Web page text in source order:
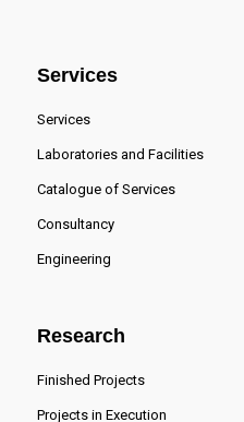
Services
Services
Laboratories and Facilities
Catalogue of Services
Consultancy
Engineering
Research
Finished Projects
Projects in Execution